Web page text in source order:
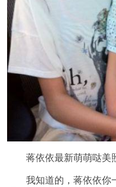
蒋依依最新萌萌哒美
我知道的，蒋依依你